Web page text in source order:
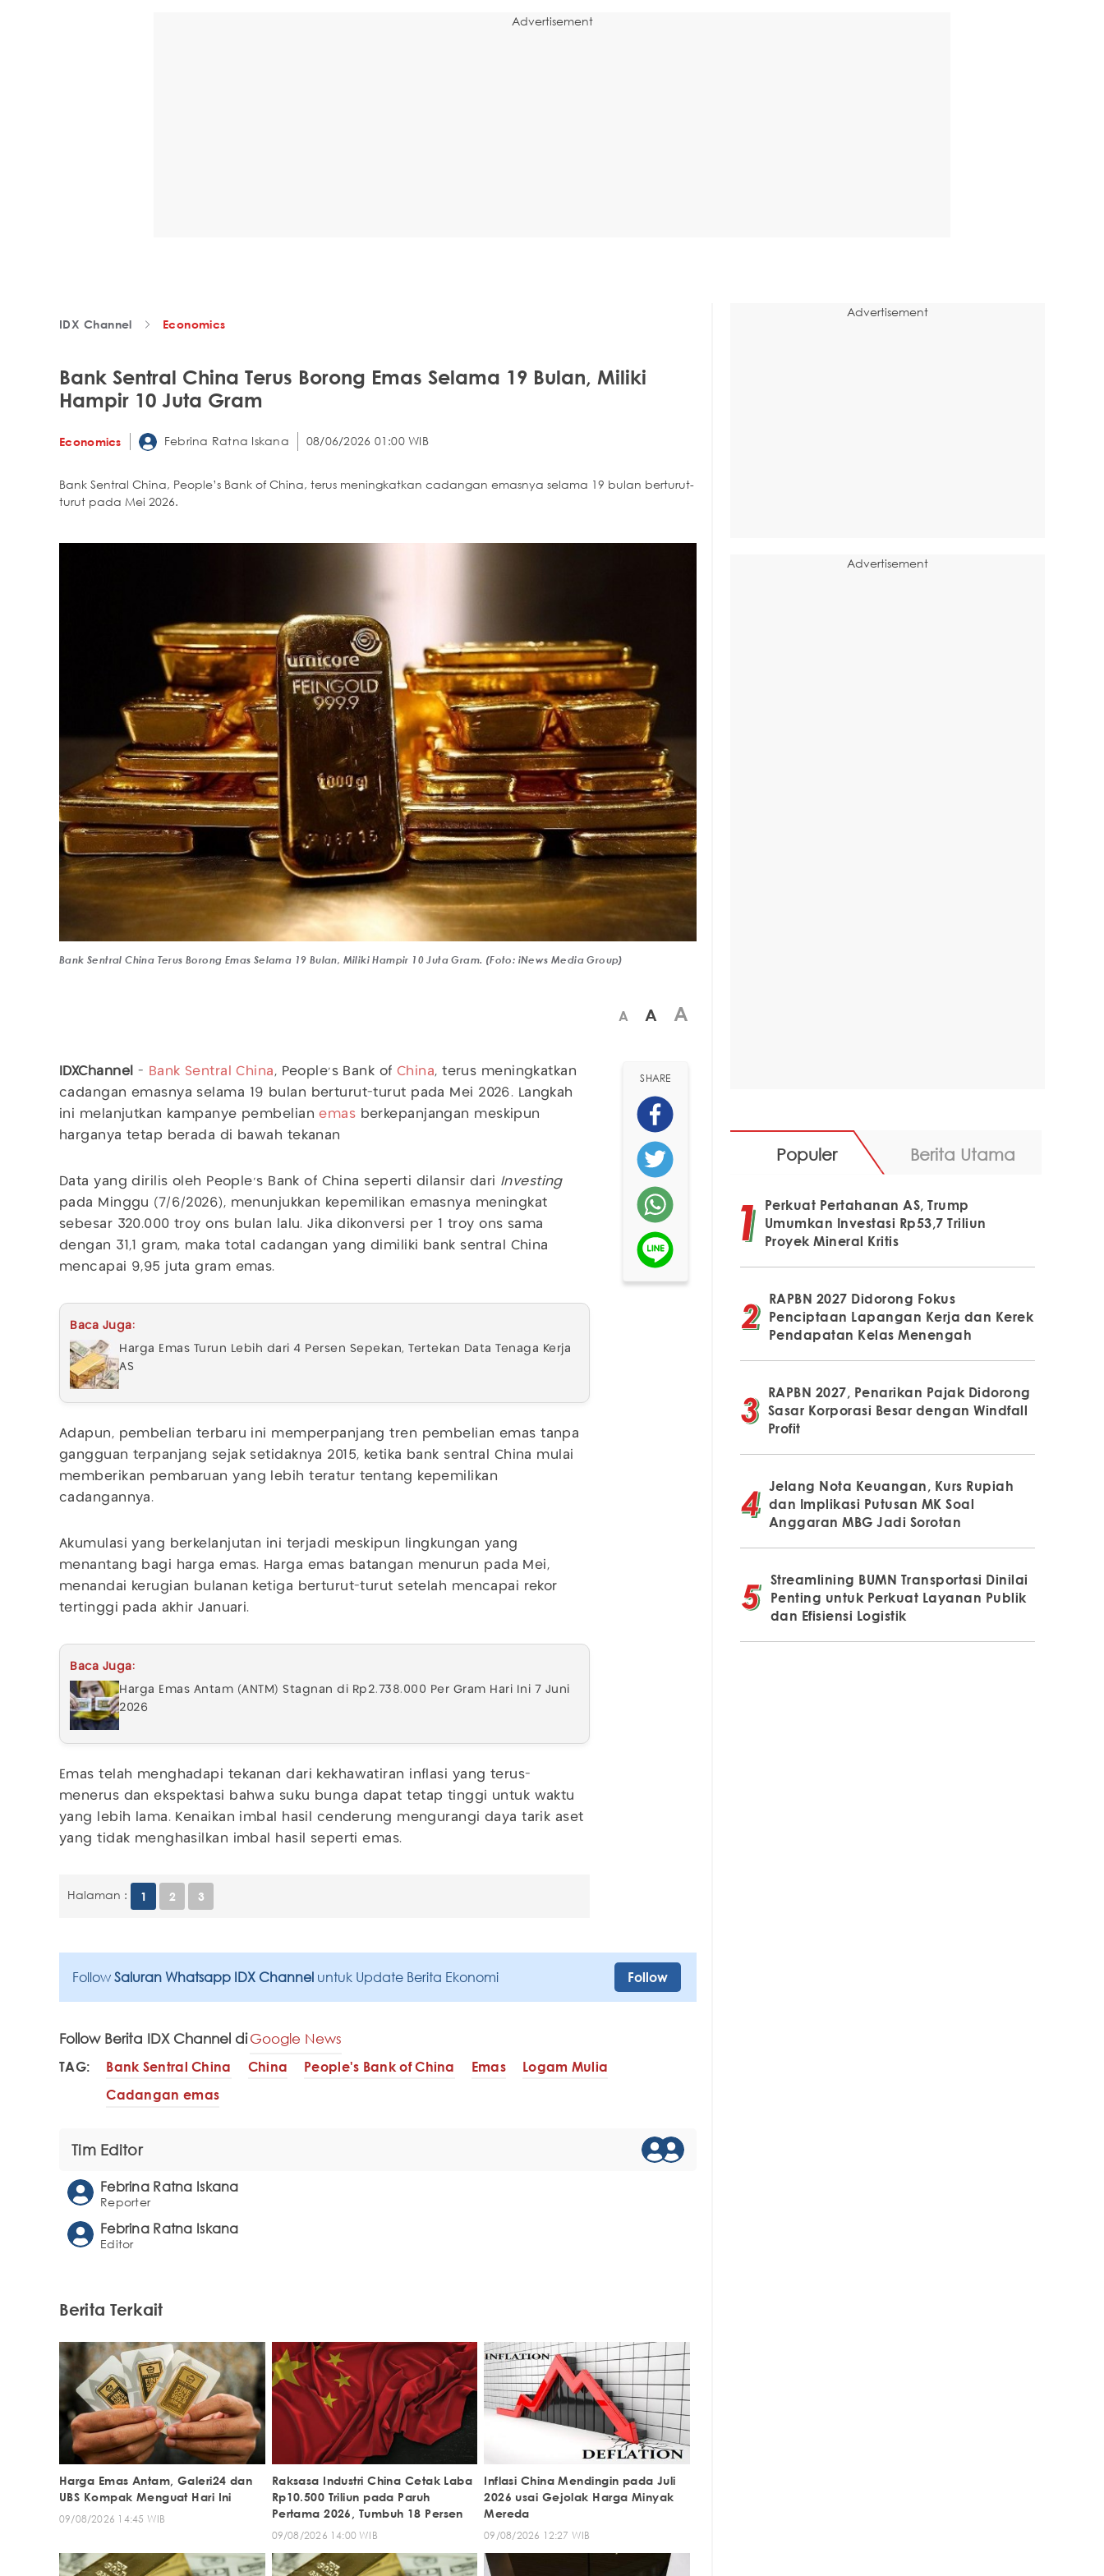
Advertisement
IDX Channel Economics
Bank Sentral China Terus Borong Emas Selama 19 Bulan, Miliki
Hampir 10 Juta Gram
Economics Febrina Ratna Iskana 08/06/2026 01:00 WIB
Bank Sentral China, People’s Bank of China, terus meningkatkan cadangan emasnya selama 19 bulan berturut-
turut pada Mei 2026.
Bank Sentral China Terus Borong Emas Selama 19 Bulan, Miliki Hampir 10 Juta Gram. (Foto: iNews Media Group)
A A A
IDXChannel - Bank Sentral China , People’s Bank ofChina, terus meningkatkan
cadangan emasnya selama 19 bulan berturut-turut pada Mei 2026. Langkah
ini melanjutkan kampanye pembelianemas berkepanjangan meskipun
harganya tetap berada di bawah tekanan
Data yang dirilis oleh People’s Bank of China seperti dilansir dari Investing
pada Minggu (7/6/2026), menunjukkan kepemilikan emasnya meningkat
sebesar 320.000 troy ons bulan lalu. Jika dikonversi per 1 troy ons sama
dengan 31,1 gram, maka total cadangan yang dimiliki bank sentral China
mencapai 9,95 juta gram emas.
Baca Juga:
Harga Emas Turun Lebih dari 4 Persen Sepekan, Tertekan Data Tenaga Kerja
AS
Adapun, pembelian terbaru ini memperpanjang tren pembelian emas tanpa
gangguan terpanjang sejak setidaknya 2015, ketika bank sentral China mulai
memberikan pembaruan yang lebih teratur tentang kepemilikan
cadangannya.
Akumulasi yang berkelanjutan ini terjadi meskipun lingkungan yang
menantang bagi harga emas. Harga emas batangan menurun pada Mei,
menandai kerugian bulanan ketiga berturut-turut setelah mencapai rekor
tertinggi pada akhir Januari.
Baca Juga:
Harga Emas Antam (ANTM) Stagnan di Rp2.738.000 Per Gram Hari Ini 7 Juni
2026
Emas telah menghadapi tekanan dari kekhawatiran inflasi yang terus-
menerus dan ekspektasi bahwa suku bunga dapat tetap tinggi untuk waktu
yang lebih lama. Kenaikan imbal hasil cenderung mengurangi daya tarik aset
yang tidak menghasilkan imbal hasil seperti emas.
Halaman : 1 2 3
SHARE
Follow Saluran Whatsapp IDX Channel untuk Update Berita Ekonomi Follow
Follow Berita IDX Channel diGoogle News
TAG: Bank Sentral China China People's Bank of China Emas
Logam Mulia
Cadangan emas
Tim Editor
Febrina Ratna Iskana
Reporter
Febrina Ratna Iskana
Editor
Berita Terkait
Harga Emas Antam, Galeri24 dan
UBS Kompak Menguat Hari Ini
09/08/2026 14:45 WIB
Raksasa Industri China Cetak Laba
Rp10.500 Triliun pada Paruh
Pertama 2026, Tumbuh 18 Persen
09/08/2026 14:00 WIB
Inflasi China Mendingin pada Juli
2026 usai Gejolak Harga Minyak
Mereda
09/08/2026 12:27 WIB
Advertisement
Advertisement
Populer Berita Utama
Perkuat Pertahanan AS, Trump
Umumkan Investasi Rp53,7 Triliun
Proyek Mineral Kritis
RAPBN 2027 Didorong Fokus
Penciptaan Lapangan Kerja dan Kerek
Pendapatan Kelas Menengah
RAPBN 2027, Penarikan Pajak Didorong
Sasar Korporasi Besar dengan Windfall
Profit
Jelang Nota Keuangan, Kurs Rupiah
dan Implikasi Putusan MK Soal
Anggaran MBG Jadi Sorotan
Streamlining BUMN Transportasi Dinilai
Penting untuk Perkuat Layanan Publik
dan Efisiensi Logistik